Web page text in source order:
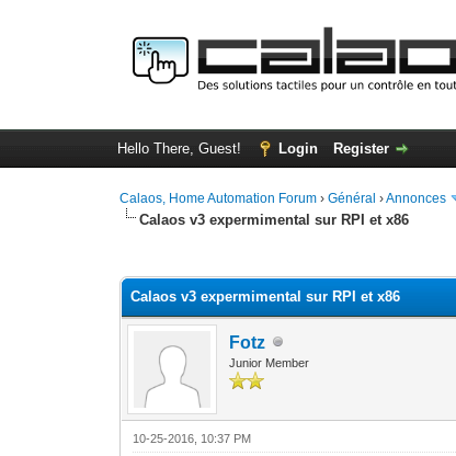
Hello There, Guest! Login Register
Calaos, Home Automation Forum ›Général ›Annonces
Calaos v3 expermimental sur RPI et x86
Calaos v3 expermimental sur RPI et x86
Fotz
Junior Member
10-25-2016, 10:37 PM